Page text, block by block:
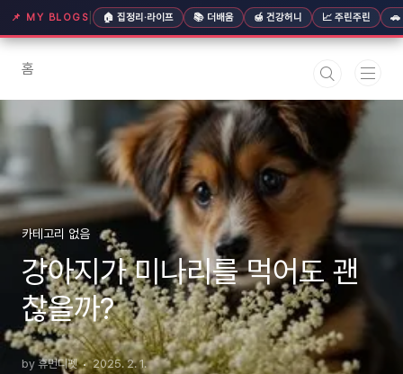
📌 MY BLOGS 🏠 집정리·라이프 📚 더배움 🍯 건강허니 📈 주린주린 🚗
홈
카테고리 없음
강아지가 미나리를 먹어도 괜
찮을까?
by 휴먼디펫 2025. 2. 1.